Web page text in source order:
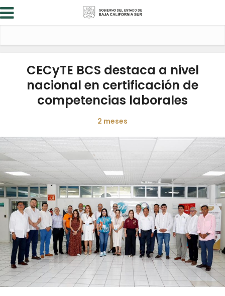
CECyTE BCS destaca a nivel
nacional en certificación de
competencias laborales
2 meses